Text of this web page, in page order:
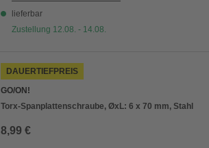
lieferbar
Zustellung 12.08. - 14.08.
DAUERTIEFPREIS
GO/ON!
Torx-Spanplattenschraube, ØxL: 6 x 70 mm, Stahl
8,99 €